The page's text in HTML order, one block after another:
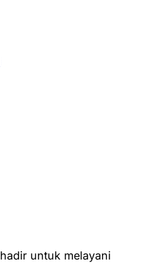
hadir untuk melayani